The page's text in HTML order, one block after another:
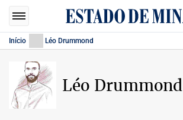
Início Léo Drummond
Léo Drummond